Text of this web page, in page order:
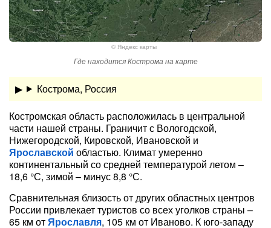
© Яндекс карты
Где находится Кострома на карте
Кострома, Россия
Костромская область расположилась в центральной
части нашей страны. Граничит с Вологодской,
Нижегородской, Кировской, Ивановской и
Ярославской областью. Климат умеренно
континентальный со средней температурой летом –
18,6 °С, зимой – минус 8,8 °С.
Сравнительная близость от других областных центров
России привлекает туристов со всех уголков страны –
65 км отЯрославля, 105 км от Иваново. К юго-западу